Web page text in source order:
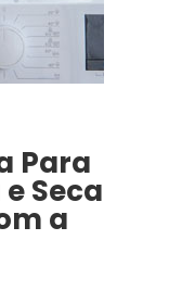
Para
Seca
a